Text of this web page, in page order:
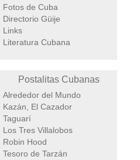
Fotos de Cuba
Directorio Güije
Links
Literatura Cubana
Postalitas Cubanas
Alrededor del Mundo
Kazán, El Cazador
Taguarí
Los Tres Villalobos
Robin Hood
Tesoro de Tarzán